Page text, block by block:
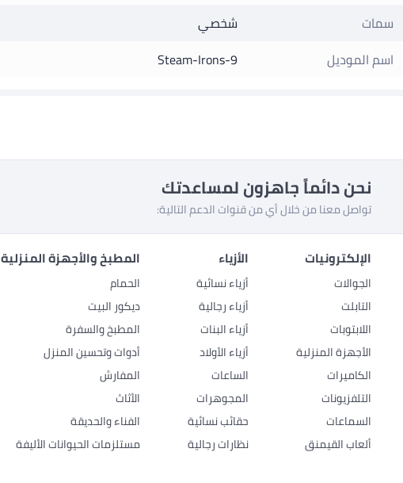
سمات
شخصي
اسم الموديل
Steam-Irons-9
نحن دائماً جاهزون لمساعدتك
تواصل معنا من خلال أي من قنوات الدعم التالية:
الإلكترونيات
الجوالات
التابلت
اللابتوبات
الأجهزة المنزلية
الكاميرات
التلفزيونات
السماعات
ألعاب القيمنق
الأزياء
أزياء نسائية
أزياء رجالية
أزياء البنات
أزياء الأولاد
الساعات
المجوهرات
حقائب نسائية
نظارات رجالية
المطبخ والأجهزة المنزلية
الحمام
ديكور البيت
المطبخ والسفرة
أدوات وتحسين المنزل
المفارش
الأثاث
الفناء والحديقة
مستلزمات الحيوانات الأليفة